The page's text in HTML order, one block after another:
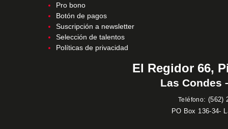
Pro bono
Botón de pagos
Suscripción a newsletter
Selección de talentos
Políticas de privacidad
El Regidor 66,
Las Condes
Teléfono: (562)
PO Box 136-34-